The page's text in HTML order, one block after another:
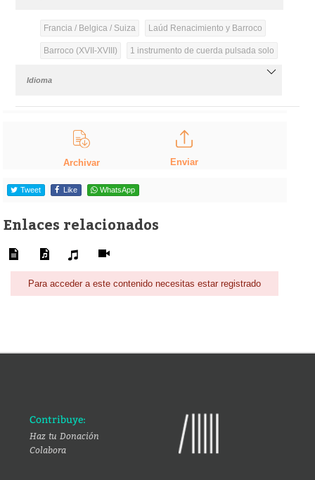
Francia / Belgica / Suiza Laúd Renacimiento y Barroco
Barroco (XVII-XVIII) 1 instrumento de cuerda pulsada solo
Idioma
Archivar Enviar
Tweet Like WhatsApp
Enlaces relacionados
Para acceder a este contenido necesitas estar registrado
Contribuye:
Haz tu Donación
Colabora